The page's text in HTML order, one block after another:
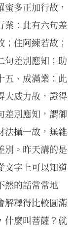
多正加行故，
業：此有六句差
住阿練若故；
句差別應知；助
五、成滿業：此
大威力故，證得
差別應知，謂御
法攝一故，無雜
別。昨天講的是
文字上可以知道
然的話常常地
解釋得比較圓滿
什麼叫菩薩？就